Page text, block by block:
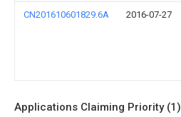
CN201610601829.6A 2016-07-27
Applications Claiming Priority (1)